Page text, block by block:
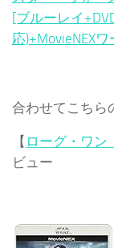
[ブルーレイ
応)+MovieNEX
合わせてこちら
【 ローグ・ワ
ビュー